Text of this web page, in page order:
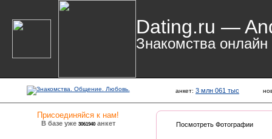
Dating.ru —
Знакомства онлайн
анкет: 3 млн 061 тыс
Присоединяйся к нам!
В базе уже 3061940анкет Посмотреть Фотографии